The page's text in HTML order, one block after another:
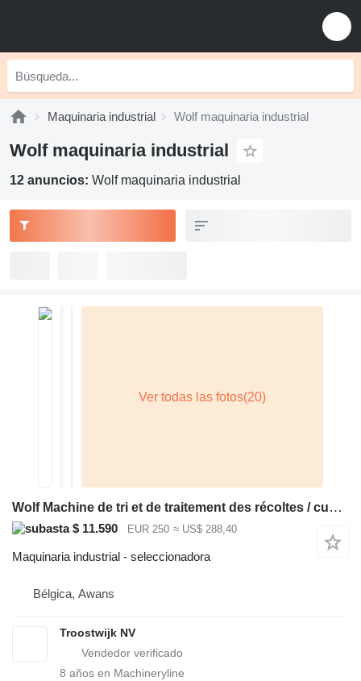
Maquinaria industrial Wolf maquinaria industrial
Wolf maquinaria industrial
12 anuncios: Wolf maquinaria industrial
Wolf Machine de tri et de traitement des récoltes / cueilleuse de Hou
$ 11.590 EUR 250 ≈ US$ 288,40
Maquinaria industrial - seleccionadora
Bélgica, Awans
Troostwijk NV
8 años en Machineryline